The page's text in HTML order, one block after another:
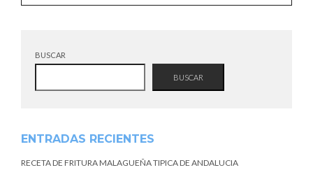
BUSCAR
BUSCAR
ENTRADAS RECIENTES
RECETA DE FRITURA MALAGUEÑA TIPICA DE ANDALUCIA